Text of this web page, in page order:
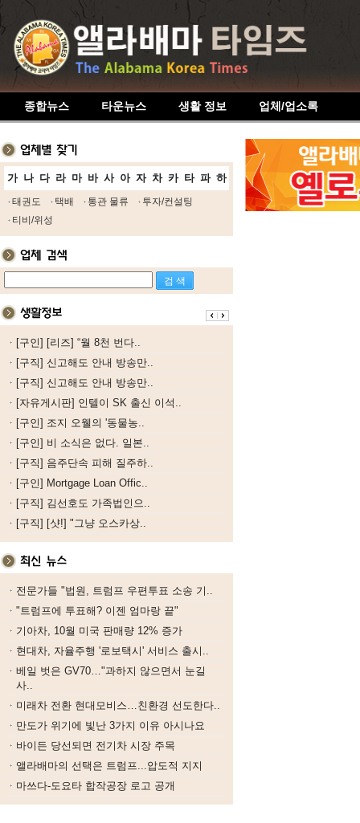
종합뉴스 타운뉴스 생활 정보 업체/업소록
가 나 다 라 마 바 사 아 자 차 카 타 파 하
태권도 택배 통관 물류
투자/컨설팅
티비/위성
[구인] [리즈] “월 8천 번다..
[구직] 신고해도 안내 방송만..
[구직] 신고해도 안내 방송만..
[자유게시판] 인텔이 SK 출신 이석..
[구인] 조지 오웰의 '동물농..
[구인] 비 소식은 없다. 일본..
[구직] 음주단속 피해 질주하..
[구인] Mortgage Loan Offic..
[구직] 김선호도 가족법인으..
[구직] [샷!] "그냥 오스카상..
전문가들 "법원, 트럼프 우편투표 소송 기..
"트럼프에 투표해? 이젠 엄마랑 끝"
기아차, 10월 미국 판매량 12% 증가
현대차, 자율주행 '로보택시' 서비스 출시..
베일 벗은 GV70…"과하지 않으면서 눈길
사..
미래차 전환 현대모비스…친환경 선도한다..
만도가 위기에 빛난 3가지 이유 아시나요
바이든 당선되면 전기차 시장 주목
앨라배마의 선택은 트럼프...압도적 지지
마쓰다-도요타 합작공장 로고 공개